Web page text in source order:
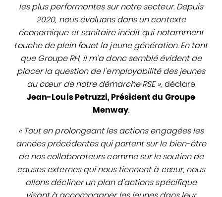
les plus performantes sur notre secteur. Depuis
2020, nous évoluons dans un contexte
économique et sanitaire inédit qui notamment
touche de plein fouet la jeune génération. En tant
que Groupe RH, il m’a donc semblé évident de
placer la question de l’employabilité des jeunes
au cœur de notre démarche RSE », déclare
Jean-Louis Petruzzi, Président du Groupe
Menway.
« Tout en prolongeant les actions engagées les
années précédentes qui portent sur le bien-être
de nos collaborateurs comme sur le soutien de
causes externes qui nous tiennent à cœur, nous
allons décliner un plan d’actions spécifique